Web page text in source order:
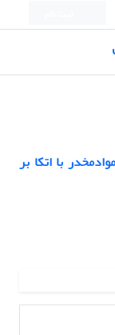
ﺑﺎ اﺗﻜﺎ ﺑﺮ